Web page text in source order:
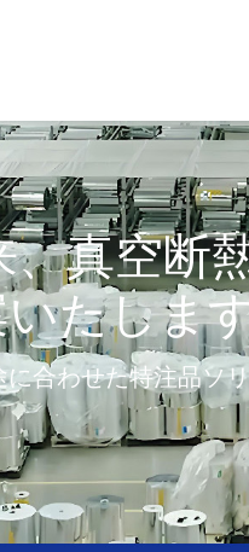
、真空断
たしま
合わせた特注品ソリ